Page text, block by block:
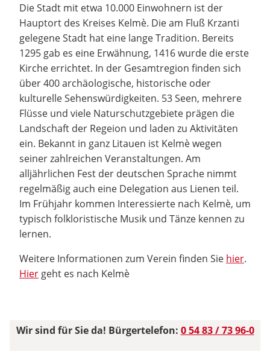
Die Stadt mit etwa 10.000 Einwohnern ist der
Hauptort des Kreises Kelmè. Die am Fluß Krzanti
gelegene Stadt hat eine lange Tradition. Bereits
1295 gab es eine Erwähnung, 1416 wurde die erste
Kirche errichtet. In der Gesamtregion finden sich
über 400 archäologische, historische oder
kulturelle Sehenswürdigkeiten. 53 Seen, mehrere
Flüsse und viele Naturschutzgebiete prägen die
Landschaft der Regeion und laden zu Aktivitäten
ein. Bekannt in ganz Litauen ist Kelmè wegen
seiner zahlreichen Veranstaltungen. Am
alljährlichen Fest der deutschen Sprache nimmt
regelmäßig auch eine Delegation aus Lienen teil.
Im Frühjahr kommen Interessierte nach Kelmè, um
typisch folkloristische Musik und Tänze kennen zu
lernen.
Weitere Informationen zum Verein finden Sie hier.
Hier geht es nach Kelmè
Wir sind für Sie da! Bürgertelefon: 0 54 83 / 73 96-0